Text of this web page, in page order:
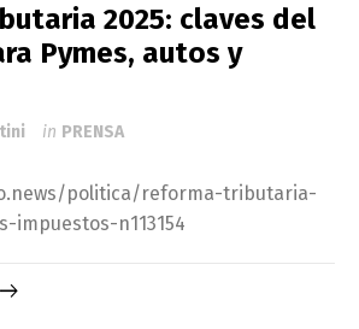
2025: claves del
Pymes, autos y
in PRENSA
politica/reforma-tributaria-
impuestos-n113154